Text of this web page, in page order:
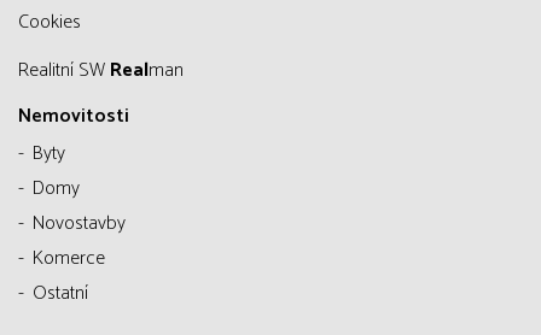
Cookies
Realitní SWRealman
Nemovitosti
Byty
Domy
Novostavby
Komerce
Ostatní